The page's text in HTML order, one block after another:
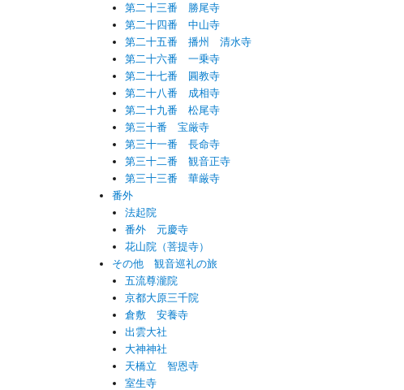
第二十三番 勝尾寺
第二十四番 中山寺
第二十五番 播州 清水寺
第二十六番 一乗寺
第二十七番 圓教寺
第二十八番 成相寺
第二十九番 松尾寺
第三十番 宝厳寺
第三十一番 長命寺
第三十二番 観音正寺
第三十三番 華厳寺
番外
法起院
番外 元慶寺
花山院（菩提寺）
その他 観音巡礼の旅
五流尊瀧院
京都大原三千院
倉敷 安養寺
出雲大社
大神神社
天橋立 智恩寺
室生寺